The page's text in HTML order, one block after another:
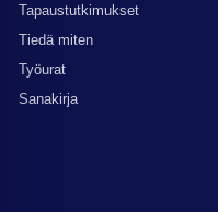
Tapaustutkimukset
Tiedä miten
Työurat
Sanakirja